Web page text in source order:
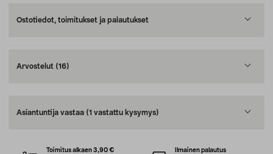
Ostotiedot, toimitukset ja palautukset
Arvostelut (16)
Asiantuntija vastaa (1 vastattu kysymys)
Toimitus alkaen 3,90 €
Ilmainen palautus